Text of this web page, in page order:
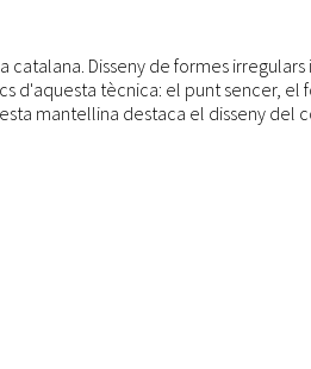
Disseny de formes
d'aquesta tècnica: el punt sencer, el
mantellina destaca el disseny del